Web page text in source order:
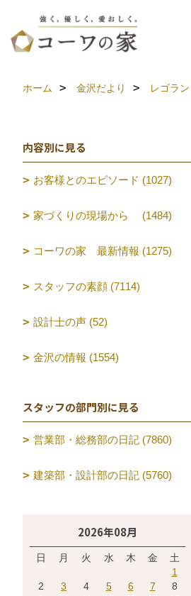
ホーム 金沢だより レゴラン
内容別に見る
お客様とのエピソード (1027)
家づくりの現場から (1484)
コーワの家 最新情報 (1275)
スタッフの素顔 (7114)
設計士の声 (52)
金沢の情報 (1554)
スタッフの部門別に見る
営業部・総務部の日記 (7860)
建築部・設計部の日記 (5760)
2026年08月
日 月 火 水 木 金
土
1
2
3 4 5 6 7
8